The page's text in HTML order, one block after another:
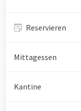
Reservieren
Mittagessen
Kantine